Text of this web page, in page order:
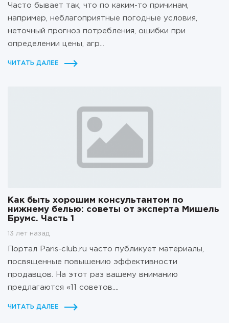
Часто бывает так, что по каким-то причинам,
например, неблагоприятные погодные условия,
неточный прогноз потребления, ошибки при
определении цены, агр...
ЧИТАТЬ ДАЛЕЕ
Как быть хорошим консультантом по
нижнему белью: советы от эксперта Мишель
Брумс. Часть 1
13 лет назад
Портал Paris-club.ru часто публикует материалы,
посвященные повышению эффективности
продавцов. На этот раз вашему вниманию
предлагаются «11 советов....
ЧИТАТЬ ДАЛЕЕ